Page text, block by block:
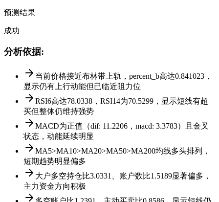
预测结果
成功
分析依据:
当前价格接近布林带上轨，percent_b高达0.841023，
显示仍有上行动能但已临近阻力位
RSI6高达78.0338，RSI14为70.5299，显示短线有超
买但整体仍维持强势
MACD为正值（dif: 11.2206，macd: 3.3783）且金叉
状态，动能延续明显
MA5>MA10>MA20>MA50>MA200均线多头排列，
短期趋势明显偏多
大户多空持仓比3.0331、账户数比1.5189显著偏多，
主力资金方向积极